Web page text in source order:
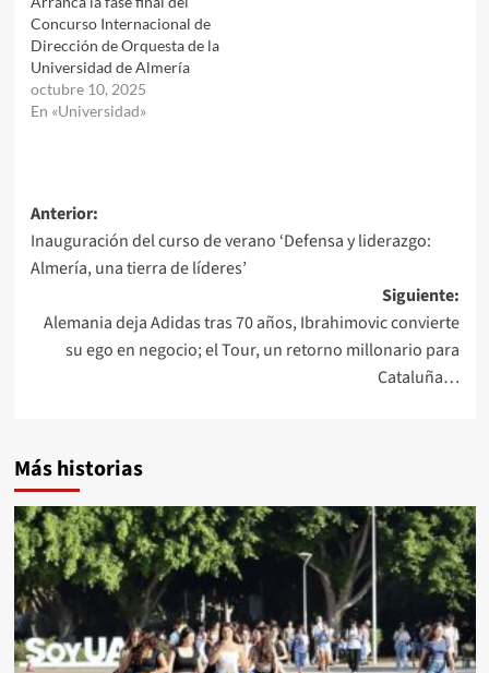
Concurso Internacional de
Dirección de Orquesta de la
Universidad de Almería
octubre 10, 2025
En «Universidad»
Navegación
de
entradas
Anterior:
Inauguración del curso de verano ‘Defensa y liderazgo:
Almería, una tierra de líderes’
Siguiente:
Alemania deja Adidas tras 70 años, Ibrahimovic convierte
su ego en negocio; el Tour, un retorno millonario para
Cataluña…
Más historias